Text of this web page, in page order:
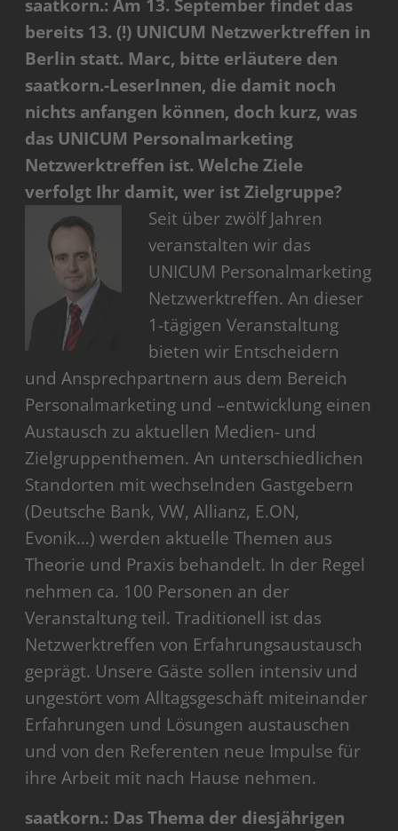
saatkorn.: Am 13. September findet das
bereits 13. (!) UNICUM Netzwerktreffen in
Berlin statt. Marc, bitte erläutere den
saatkorn.-LeserInnen, die damit noch
nichts anfangen können, doch kurz, was
das UNICUM Personalmarketing
Netzwerktreffen ist. Welche Ziele
verfolgt Ihr damit, wer ist Zielgruppe?
Seit über zwölf Jahren
veranstalten wir das
UNICUM Personalmarketing
Netzwerktreffen. An dieser
1-tägigen Veranstaltung
bieten wir Entscheidern
und Ansprechpartnern aus dem Bereich
Personalmarketing und –entwicklung einen
Austausch zu aktuellen Medien- und
Zielgruppenthemen. An unterschiedlichen
Standorten mit wechselnden Gastgebern
(Deutsche Bank, VW, Allianz, E.ON,
Evonik…) werden aktuelle Themen aus
Theorie und Praxis behandelt. In der Regel
nehmen ca. 100 Personen an der
Veranstaltung teil. Traditionell ist das
Netzwerktreffen von Erfahrungsaustausch
geprägt. Unsere Gäste sollen intensiv und
ungestört vom Alltagsgeschäft miteinander
Erfahrungen und Lösungen austauschen
und von den Referenten neue Impulse für
ihre Arbeit mit nach Hause nehmen.
saatkorn.: Das Thema der diesjährigen